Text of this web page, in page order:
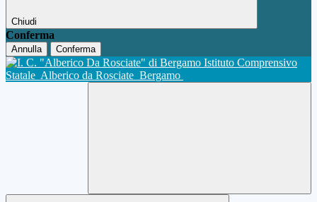
Chiudi
Conferma
Annulla Conferma
Istituto Comprensivo
Statale Alberico da Rosciate Bergamo